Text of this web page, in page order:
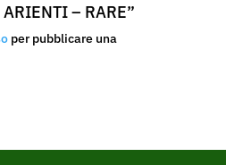
– RARE”
per pubblicare una